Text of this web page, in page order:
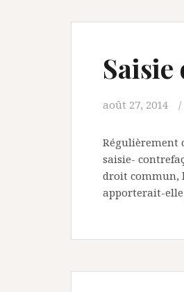
Saisie
août 27, 2014
Régulièrement
saisie-
droit commun,
apporterait-elle